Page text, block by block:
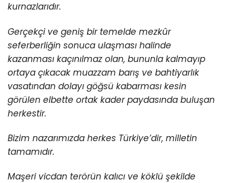
kurnazlarıdır.
Gerçekçi ve geniş bir temelde mezkûr
seferberliğin sonuca ulaşması halinde
kazanması kaçınılmaz olan, bununla kalmayıp
ortaya çıkacak muazzam barış ve bahtiyarlık
vasatından dolayı göğsü kabarması kesin
görülen elbette ortak kader paydasında buluşan
herkestir.
Bizim nazarımızda herkes Türkiye’dir, milletin
tamamıdır.
Maşeri vicdan terörün kalıcı ve köklü şekilde